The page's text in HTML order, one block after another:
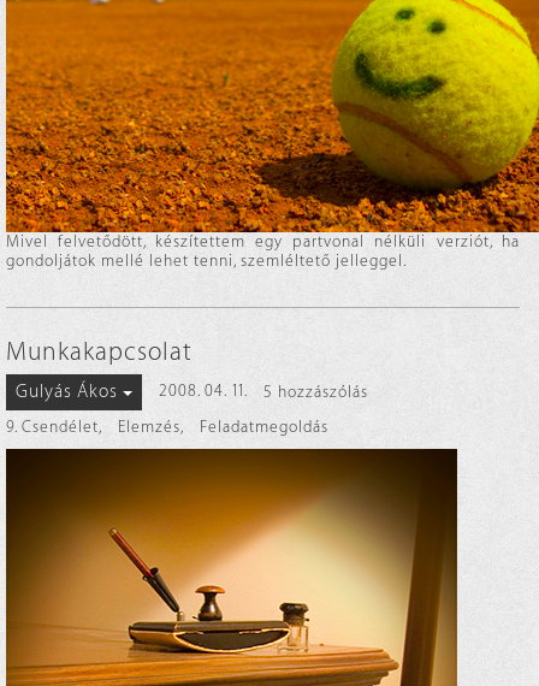
Mivel felvetődött, készítettem egy partvonal nélküli verziót, ha
gondoljátok mellé lehet tenni, szemléltető jelleggel.
Munkakapcsolat
Gulyás Ákos 2008. 04. 11.
5 hozzászólás
9. Csendélet, Elemzés, Feladatmegoldás